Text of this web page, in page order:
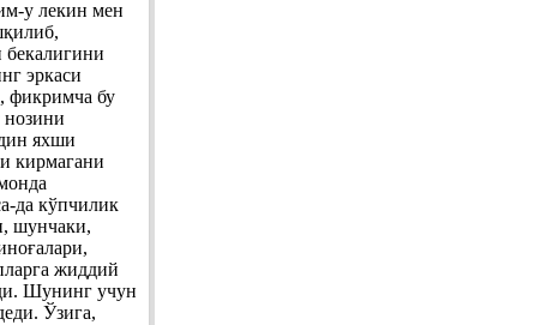
у лекин мен
бекалигини
эркаси
фикримча бу
нозини
яхши
кирмагани
да кўпчилик
шунчаки,
жиддий
Шунинг учун
Ўзига,